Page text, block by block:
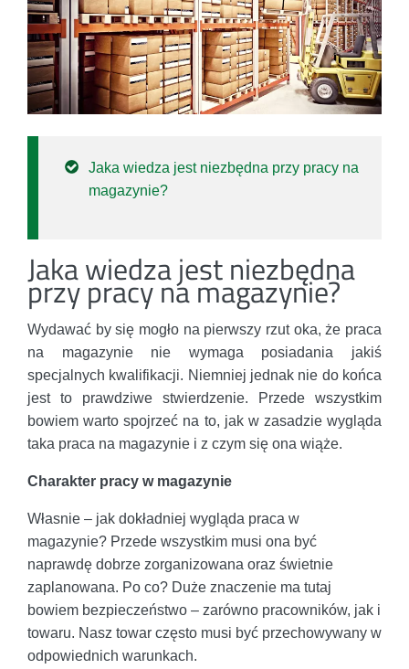
Jaka wiedza jest niezbędna przy pracy na
magazynie?
Jaka wiedza jest niezbędna
przy pracy na magazynie?
Wydawać by się mogło na pierwszy rzut oka, że praca
na magazynie nie wymaga posiadania jakiś
specjalnych kwalifikacji. Niemniej jednak nie do końca
jest to prawdziwe stwierdzenie. Przede wszystkim
bowiem warto spojrzeć na to, jak w zasadzie wygląda
taka praca na magazynie i z czym się ona wiąże.
Charakter pracy w magazynie
Własnie – jak dokładniej wygląda praca w
magazynie? Przede wszystkim musi ona być
naprawdę dobrze zorganizowana oraz świetnie
zaplanowana. Po co? Duże znaczenie ma tutaj
bowiem bezpieczeństwo – zarówno pracowników, jak i
towaru. Nasz towar często musi być przechowywany w
odpowiednich warunkach.